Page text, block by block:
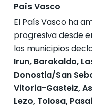
País Vasco
El País Vasco ha
progresiva desde
los municipios
Irun, Barakaldo,
Donostia/San
Vitoria-Gasteiz,
Lezo, Tolosa,